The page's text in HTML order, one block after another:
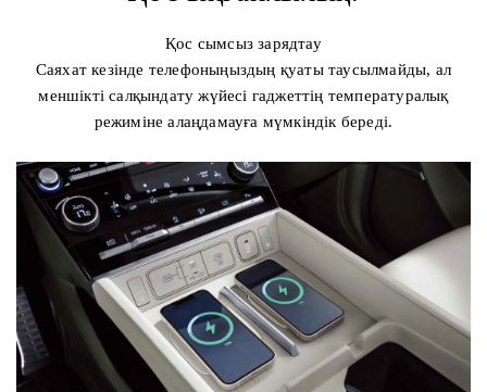
Қос сымсыз зарядтау
Саяхат кезінде телефоныңыздың қуаты таусылмайды, ал
меншікті салқындату жүйесі гаджеттің температуралық
режиміне алаңдамауға мүмкіндік береді.